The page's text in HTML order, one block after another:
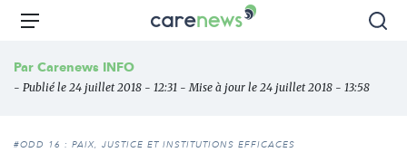
Aller
principal
Carenews,
des
l'engagement
Menu
Par Carenews INFO
- Publié le 24 juillet 2018 - 12:31 - Mise à jour le 24 juillet 2018 - 13:58
#ODD 16 : PAIX, JUSTICE ET INSTITUTIONS EFFICACES